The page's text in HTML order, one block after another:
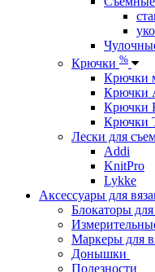
Крючки %
Крючки
Крючки
Крючки
Крючки
Лески для
Addi
KnitPro
Lykke
Аксессуары для
Блокаторы
Маркеры для
Донышки
Полезности